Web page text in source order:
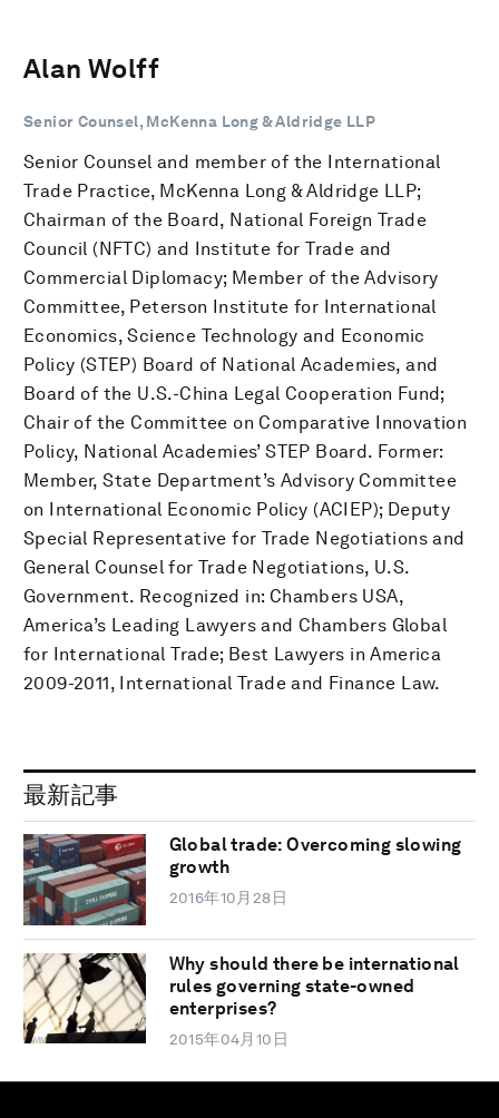
Alan Wolff
Senior Counsel, McKenna Long & Aldridge LLP
Senior Counsel and member of the International
Trade Practice, McKenna Long & Aldridge LLP;
Chairman of the Board, National Foreign Trade
Council (NFTC) and Institute for Trade and
Commercial Diplomacy; Member of the Advisory
Committee, Peterson Institute for International
Economics, Science Technology and Economic
Policy (STEP) Board of National Academies, and
Board of the U.S.-China Legal Cooperation Fund;
Chair of the Committee on Comparative Innovation
Policy, National Academies’ STEP Board. Former:
Member, State Department’s Advisory Committee
on International Economic Policy (ACIEP); Deputy
Special Representative for Trade Negotiations and
General Counsel for Trade Negotiations, U.S.
Government. Recognized in: Chambers USA,
America’s Leading Lawyers and Chambers Global
for International Trade; Best Lawyers in America
2009-2011, International Trade and Finance Law.
最新記事
Global trade: Overcoming slowing
growth
2016年10月28日
Why should there be international
rules governing state-owned
enterprises?
2015年04月10日